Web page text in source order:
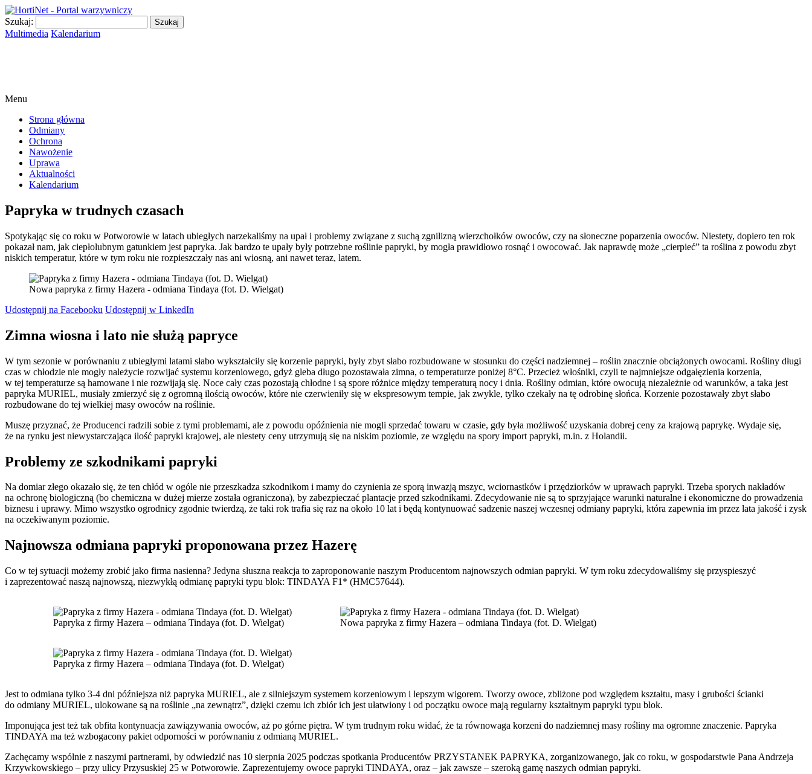
Szukaj:
Multimedia Kalendarium
Menu
Strona główna
Odmiany
Ochrona
Nawożenie
Uprawa
Aktualności
Kalendarium
Papryka w trudnych czasach
Spotykając się co roku w Potworowie w latach ubiegłych narzekaliśmy na upał i problemy związane z suchą zgnilizną wierzchołków owoców, czy na słoneczne poparzenia owoców. Niestety, dopiero ten rok
pokazał nam, jak ciepłolubnym gatunkiem jest papryka. Jak bardzo te upały były potrzebne roślinie papryki, by mogła prawidłowo rosnąć i owocować. Jak naprawdę może „cierpieć” ta roślina z powodu zbyt
niskich temperatur, które w tym roku nie rozpieszczały nas ani wiosną, ani nawet teraz, latem.
Nowa papryka z firmy Hazera - odmiana Tindaya (fot. D. Wielgat)
Udostępnij na Facebooku Udostępnij w LinkedIn
Zimna wiosna i lato nie służą papryce
W tym sezonie w porównaniu z ubiegłymi latami słabo wykształciły się korzenie papryki, były zbyt słabo rozbudowane w stosunku do części nadziemnej – roślin znacznie obciążonych owocami. Rośliny długi
czas w chłodzie nie mogły należycie rozwijać systemu korzeniowego, gdyż gleba długo pozostawała zimna, o temperaturze poniżej 8°C. Przecież włośniki, czyli te najmniejsze odgałęzienia korzenia,
w tej temperaturze są hamowane i nie rozwijają się. Noce cały czas pozostają chłodne i są spore różnice między temperaturą nocy i dnia. Rośliny odmian, które owocują niezależnie od warunków, a taka jest
papryka MURIEL, musiały zmierzyć się z ogromną ilością owoców, które nie czerwieniły się w ekspresowym tempie, jak zwykle, tylko czekały na tę odrobinę słońca. Korzenie pozostawały zbyt słabo
rozbudowane do tej wielkiej masy owoców na roślinie.
Muszę przyznać, że Producenci radzili sobie z tymi problemami, ale z powodu opóźnienia nie mogli sprzedać towaru w czasie, gdy była możliwość uzyskania dobrej ceny za krajową paprykę. Wydaje się,
że na rynku jest niewystarczająca ilość papryki krajowej, ale niestety ceny utrzymują się na niskim poziomie, ze względu na spory import papryki, m.in. z Holandii.
Problemy ze szkodnikami papryki
Na domiar złego okazało się, że ten chłód w ogóle nie przeszkadza szkodnikom i mamy do czynienia ze sporą inwazją mszyc, wciornastków i przędziorków w uprawach papryki. Trzeba sporych nakładów
na ochronę biologiczną (bo chemiczna w dużej mierze została ograniczona), by zabezpieczać plantacje przed szkodnikami. Zdecydowanie nie są to sprzyjające warunki naturalne i ekonomiczne do prowadzenia
biznesu i uprawy. Mimo wszystko ogrodnicy zgodnie twierdzą, że taki rok trafia się raz na około 10 lat i będą kontynuować sadzenie naszej wczesnej odmiany papryki, która zapewnia im przez lata jakość i zysk
na oczekiwanym poziomie.
Najnowsza odmiana papryki proponowana przez Hazerę
Co w tej sytuacji możemy zrobić jako firma nasienna? Jedyna słuszna reakcja to zaproponowanie naszym Producentom najnowszych odmian papryki. W tym roku zdecydowaliśmy się przyspieszyć
i zaprezentować naszą najnowszą, niezwykłą odmianę papryki typu blok: TINDAYA F1* (HMC57644).
Papryka z firmy Hazera – odmiana Tindaya (fot. D. Wielgat) Nowa papryka z firmy Hazera – odmiana Tindaya (fot. D. Wielgat)
Papryka z firmy Hazera – odmiana Tindaya (fot. D. Wielgat)
Jest to odmiana tylko 3-4 dni późniejsza niż papryka MURIEL, ale z silniejszym systemem korzeniowym i lepszym wigorem. Tworzy owoce, zbliżone pod względem kształtu, masy i grubości ścianki
do odmiany MURIEL, ulokowane są na roślinie „na zewnątrz”, dzięki czemu ich zbiór ich jest ułatwiony i od początku owoce mają regularny kształtnym papryki typu blok.
Imponująca jest też tak obfita kontynuacja zawiązywania owoców, aż po górne piętra. W tym trudnym roku widać, że ta równowaga korzeni do nadziemnej masy rośliny ma ogromne znaczenie. Papryka
TINDAYA ma też wzbogacony pakiet odporności w porównaniu z odmianą MURIEL.
Zachęcamy wspólnie z naszymi partnerami, by odwiedzić nas 10 sierpnia 2025 podczas spotkania Producentów PRZYSTANEK PAPRYKA, zorganizowanego, jak co roku, w gospodarstwie Pana Andrzeja
Krzywkowskiego – przy ulicy Przysuskiej 25 w Potworowie. Zaprezentujemy owoce papryki TINDAYA, oraz – jak zawsze – szeroką gamę naszych odmian papryki.